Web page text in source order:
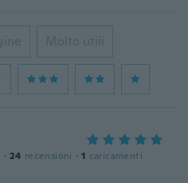
Molto utili
· 24 recensioni · 1 caricamenti